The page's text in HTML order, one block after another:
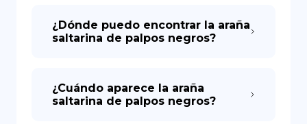
¿Dónde puedo encontrar la araña
saltarina de palpos negros?
¿Cuándo aparece la araña
saltarina de palpos negros?